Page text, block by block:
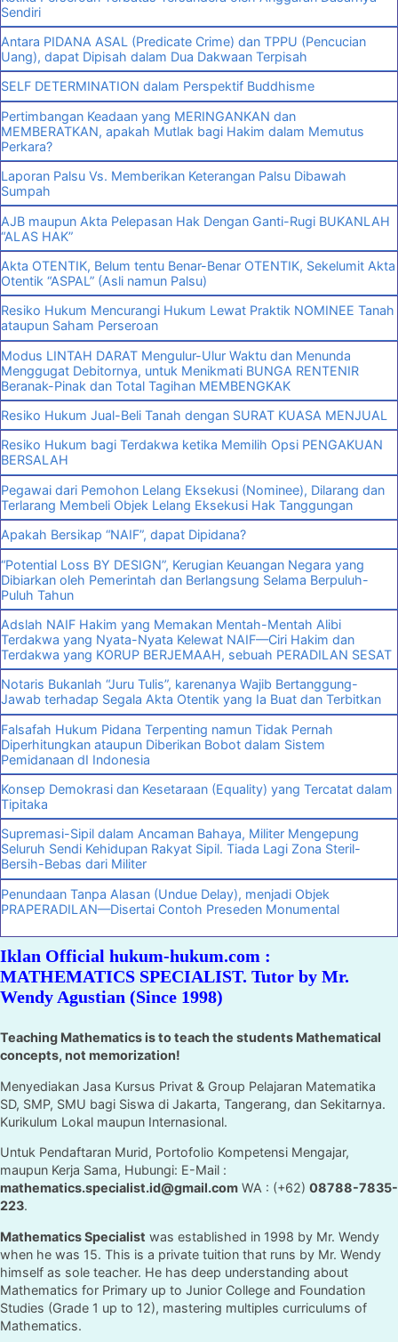
Sendiri
Antara PIDANA ASAL (Predicate Crime) dan TPPU (Pencucian
Uang), dapat Dipisah dalam Dua Dakwaan Terpisah
SELF DETERMINATION dalam Perspektif Buddhisme
Pertimbangan Keadaan yang MERINGANKAN dan
MEMBERATKAN, apakah Mutlak bagi Hakim dalam Memutus
Perkara?
Laporan Palsu Vs. Memberikan Keterangan Palsu Dibawah
Sumpah
AJB maupun Akta Pelepasan Hak Dengan Ganti-Rugi BUKANLAH
“ALAS HAK”
Akta OTENTIK, Belum tentu Benar-Benar OTENTIK, Sekelumit Akta
Otentik “ASPAL” (Asli namun Palsu)
Resiko Hukum Mencurangi Hukum Lewat Praktik NOMINEE Tanah
ataupun Saham Perseroan
Modus LINTAH DARAT Mengulur-Ulur Waktu dan Menunda
Menggugat Debitornya, untuk Menikmati BUNGA RENTENIR
Beranak-Pinak dan Total Tagihan MEMBENGKAK
Resiko Hukum Jual-Beli Tanah dengan SURAT KUASA MENJUAL
Resiko Hukum bagi Terdakwa ketika Memilih Opsi PENGAKUAN
BERSALAH
Pegawai dari Pemohon Lelang Eksekusi (Nominee), Dilarang dan
Terlarang Membeli Objek Lelang Eksekusi Hak Tanggungan
Apakah Bersikap “NAIF”, dapat Dipidana?
“Potential Loss BY DESIGN”, Kerugian Keuangan Negara yang
Dibiarkan oleh Pemerintah dan Berlangsung Selama Berpuluh-
Puluh Tahun
Adslah NAIF Hakim yang Memakan Mentah-Mentah Alibi
Terdakwa yang Nyata-Nyata Kelewat NAIF—Ciri Hakim dan
Terdakwa yang KORUP BERJEMAAH, sebuah PERADILAN SESAT
Notaris Bukanlah “Juru Tulis”, karenanya Wajib Bertanggung-
Jawab terhadap Segala Akta Otentik yang Ia Buat dan Terbitkan
Falsafah Hukum Pidana Terpenting namun Tidak Pernah
Diperhitungkan ataupun Diberikan Bobot dalam Sistem
Pemidanaan dI Indonesia
Konsep Demokrasi dan Kesetaraan (Equality) yang Tercatat dalam
Tipitaka
Supremasi-Sipil dalam Ancaman Bahaya, Militer Mengepung
Seluruh Sendi Kehidupan Rakyat Sipil. Tiada Lagi Zona Steril-
Bersih-Bebas dari Militer
Penundaan Tanpa Alasan (Undue Delay), menjadi Objek
PRAPERADILAN—Disertai Contoh Preseden Monumental
Iklan Official hukum-hukum.com :
MATHEMATICS SPECIALIST. Tutor by Mr.
Wendy Agustian (Since 1998)
Teaching Mathematics is to teach the students Mathematical
concepts, not memorization!
Menyediakan Jasa Kursus Privat & Group Pelajaran Matematika
SD, SMP, SMU bagi Siswa di Jakarta, Tangerang, dan Sekitarnya.
Kurikulum Lokal maupun Internasional.
Untuk Pendaftaran Murid, Portofolio Kompetensi Mengajar,
maupun Kerja Sama, Hubungi: E-Mail :
mathematics.specialist.id@gmail.com WA : (+62) 08788-7835-
223.
Mathematics Specialist was established in 1998 by Mr. Wendy
when he was 15. This is a private tuition that runs by Mr. Wendy
himself as sole teacher. He has deep understanding about
Mathematics for Primary up to Junior College and Foundation
Studies (Grade 1 up to 12), mastering multiples curriculums of
Mathematics.